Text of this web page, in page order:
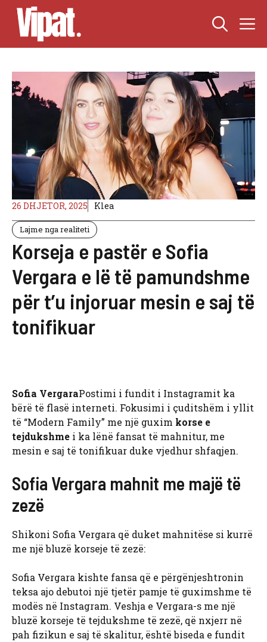
Skip
content
26 DHJETOR, 2025 Klea
Lajme nga realiteti
Korseja e pastër e Sofia
Vergara e lë të pamundshme
për t’u injoruar mesin e saj të
tonifikuar
Sofia VergaraPostimi i fundit i Instagramit ka
bërë të flasë interneti. Fokusimi i çuditshëm i yllit
të “Modern Family” me një guxim korse e
tejdukshme i ka lënë fansat të mahnitur, me
mesin e saj të tonifikuar duke vjedhur shfaqjen.
Sofia Vergara mahnit me majë të
zezë
Shikoni Sofia Vergara që duket mahnitëse si kurrë
me një bluzë korseje të zezë:
Sofia Vergara kishte fansa që e përgënjeshtronin
teksa ajo debutoi një tjetër pamje të guximshme të
modës në Instagram. Veshja e Vergara-s me një
bluzë korseje të tejdukshme të zezë, që nxjerr në
pah fizikun e saj të skalitur, është biseda e fundit